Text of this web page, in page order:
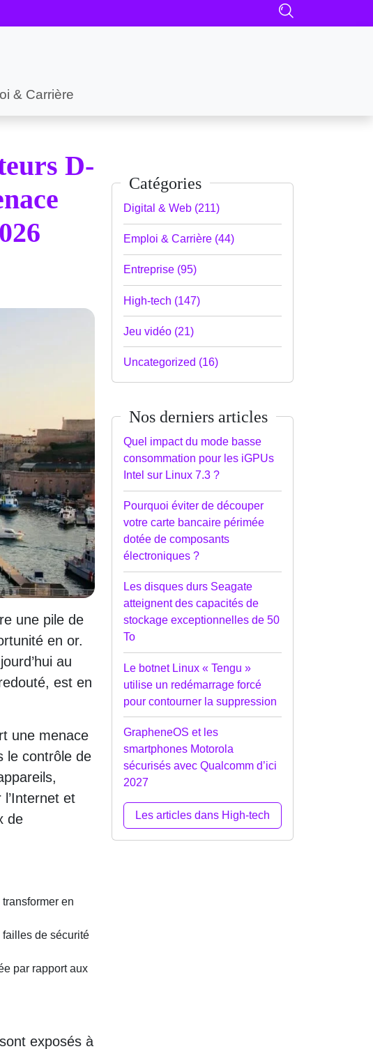
& Carrière
D-
une pile de
en or.
au
est en
une menace
le contrôle de
et
de
en
failles de sécurité
par rapport aux
exposés à
Catégories
Digital & Web (211)
Emploi & Carrière (44)
Entreprise (95)
High-tech (147)
Jeu vidéo (21)
Uncategorized (16)
Nos derniers articles
Quel impact du mode basse
consommation pour les iGPUs
Intel sur Linux 7.3 ?
Pourquoi éviter de découper
votre carte bancaire périmée
dotée de composants
électroniques ?
Les disques durs Seagate
atteignent des capacités de
stockage exceptionnelles de 50
To
Le botnet Linux « Tengu »
utilise un redémarrage forcé
pour contourner la suppression
GrapheneOS et les
smartphones Motorola
sécurisés avec Qualcomm d’ici
2027
Les articles dans High-tech